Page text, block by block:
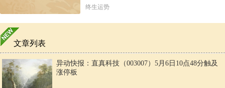
终生运势
文章列表
异动快报：直真科技（003007）5月6日10点48分触及
涨停板